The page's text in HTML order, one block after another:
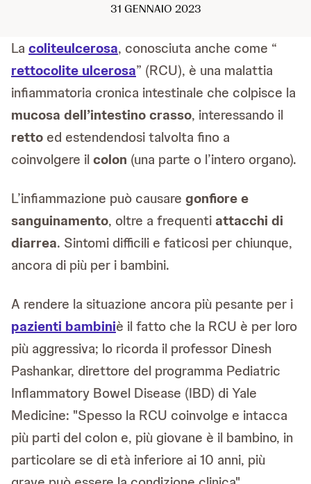
31 GENNAIO 2023
La coliteulcerosa, conosciuta anche come “
rettocolite ulcerosa” (RCU), è una malattia
infiammatoria cronica intestinale che colpisce la
mucosa dell’intestino crasso, interessando il
retto ed estendendosi talvolta fino a
coinvolgere ilcolon (una parte o l’intero organo).
L’infiammazione può causare gonfiore e
sanguinamento, oltre a frequenti attacchi di
diarrea. Sintomi difficili e faticosi per chiunque,
ancora di più per i bambini.
A rendere la situazione ancora più pesante per i
pazienti bambiniè il fatto che la RCU è per loro
più aggressiva; lo ricorda il professor Dinesh
Pashankar, direttore del programma Pediatric
Inflammatory Bowel Disease (IBD) di Yale
Medicine: "Spesso la RCU coinvolge e intacca
più parti del colon e, più giovane è il bambino, in
particolare se di età inferiore ai 10 anni, più